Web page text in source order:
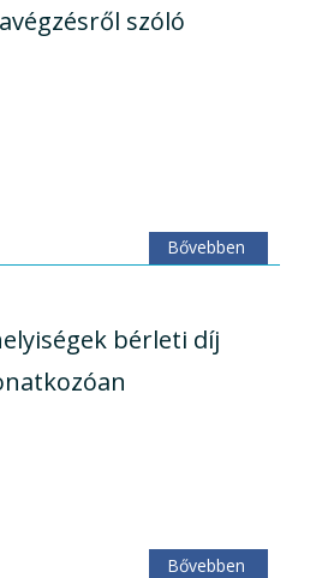
szóló
Bővebben
bérleti díj
Bővebben